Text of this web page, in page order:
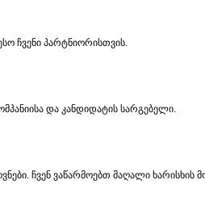
ჩვენი პარტნიორისთვის.
და კანდიდატის სარგებელი.
ჩვენ ვაწარმოებთ მაღალი ხარისხის